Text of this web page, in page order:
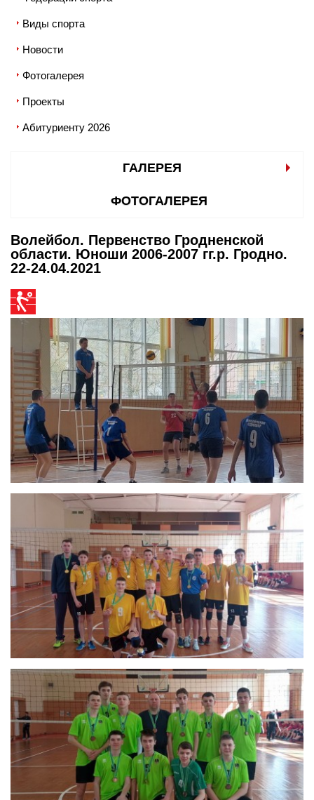
Виды спорта
Новости
Фотогалерея
Проекты
Абитуриенту 2026
ГАЛЕРЕЯ
ФОТОГАЛЕРЕЯ
Волейбол. Первенство Гродненской
области. Юноши 2006-2007 гг.р. Гродно.
22-24.04.2021